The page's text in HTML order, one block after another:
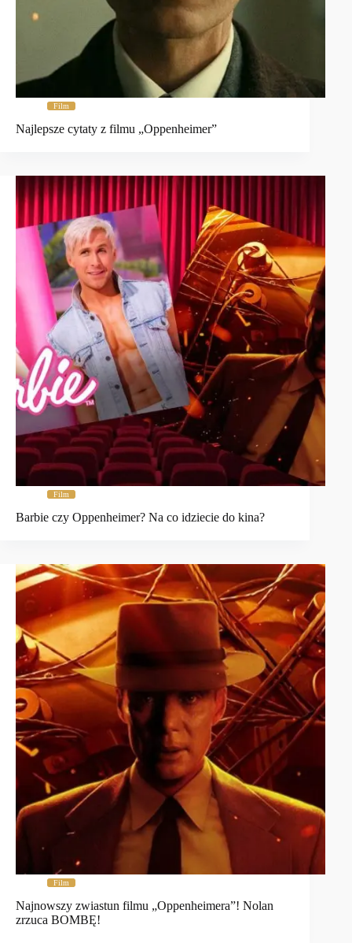
Film
Najlepsze cytaty z filmu „Oppenheimer”
Film
Barbie czy Oppenheimer? Na co idziecie do kina?
Film
Najnowszy zwiastun filmu „Oppenheimera”! Nolan
zrzuca BOMBĘ!